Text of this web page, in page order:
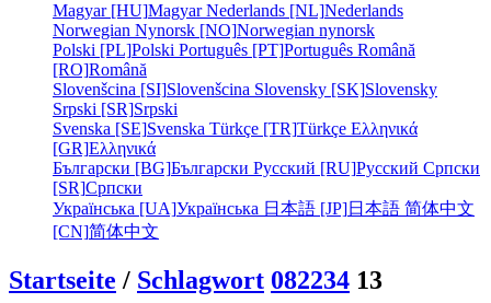
Magyar [HU]MagyarNederlands [NL]Nederlands
Norwegian Nynorsk [NO]Norwegian nynorsk
Polski [PL]Polski Português [PT]Português Română
[RO]Română
Slovenšcina [SI]Slovenšcina Slovensky [SK]Slovensky
Srpski [SR]Srpski
Svenska [SE]Svenska Türkçe [TR]Türkçe Ελληνικά
[GR]Ελληνικά
Български [BG]Български Русский [RU]Русский Српски
[SR]Српски
Українська [UA]Українська 日本語 [JP]日本語 简体中文
[CN]简体中文
Startseite / Schlagwort 082234 13